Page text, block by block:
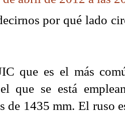
por qué lado
que es el más
que se está
de 1435 mm. El ruso